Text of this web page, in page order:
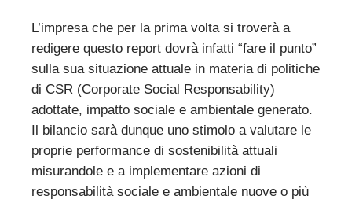
L’impresa che per la prima volta si troverà a
redigere questo report dovrà infatti “fare il punto”
sulla sua situazione attuale in materia di politiche
di CSR (Corporate Social Responsability)
adottate, impatto sociale e ambientale generato.
Il bilancio sarà dunque uno stimolo a valutare le
proprie performance di sostenibilità attuali
misurandole e a implementare azioni di
responsabilità sociale e ambientale nuove o più